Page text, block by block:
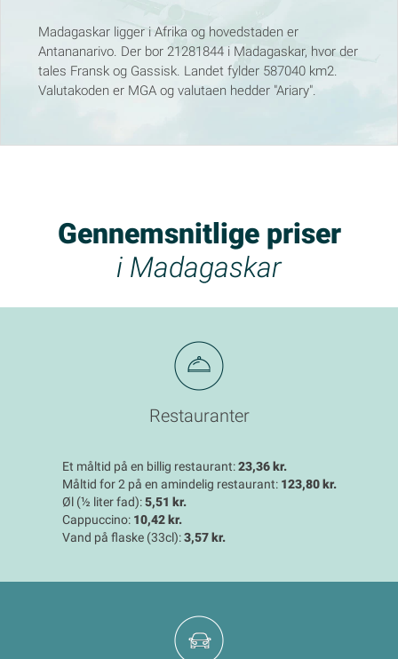
Madagaskar ligger i Afrika og hovedstaden er
Antananarivo. Der bor 21281844 i Madagaskar, hvor der
tales Fransk og Gassisk. Landet fylder 587040 km2.
Valutakoden er MGA og valutaen hedder "Ariary".
Gennemsnitlige priser
i Madagaskar
Restauranter
Et måltid på en billig restaurant:23,36 kr.
Måltid for 2 på en amindelig restaurant: 123,80 kr.
Øl (½ liter fad):5,51 kr.
Cappuccino: 10,42 kr.
Vand på flaske (33cl):3,57 kr.